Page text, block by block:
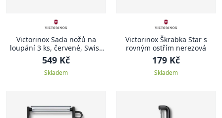
Victorinox Sada nožů na
loupání 3 ks, červené, Swiss
Classic
549 Kč
Skladem
Victorinox Škrabka Star s
rovným ostřím nerezová
179 Kč
Skladem